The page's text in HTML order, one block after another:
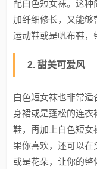
配白色短女袜。这种
加纤细修长，又能够
运动鞋或是帆布鞋，
2. 甜美可爱风
白色短女袜也非常
身裙或是蓬松的连
鞋，再加上白色短女
果你喜欢，还可以
或是花朵，让你的整